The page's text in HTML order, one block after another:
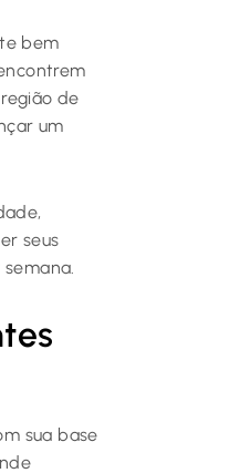
bem
de
um
seus
sua base